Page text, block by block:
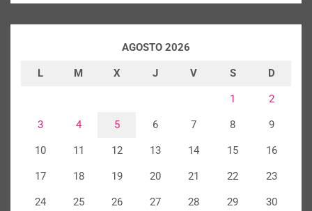
AGOSTO 2026
L M X J V S D
1 2
3 4 5 6 7 8 9
10 11 12 13 14 15 16
17 18 19 20 21 22 23
24 25 26 27 28 29 30